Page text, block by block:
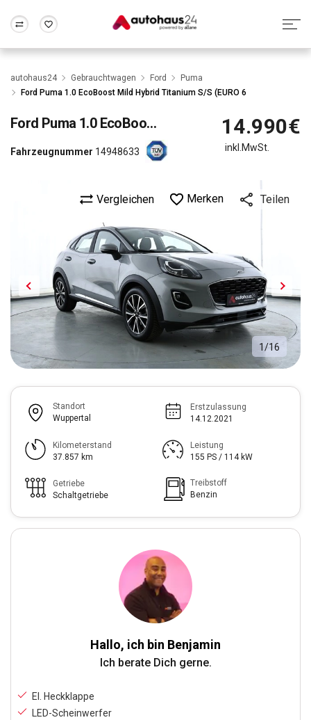
Zum Antrag
Wir bewerten dein Auto
Alle Fragen & Antworten
Rund um die Inzahlungnahme
Frankfurt Wuppertal
autohaus24 Gebrauchtwagen Ford
Puma
Ford Puma 1.0 EcoBoost Mild Hybrid Titanium S/S (EURO 6
Ford Puma 1.0 EcoBoost Mild Hybrid Titanium S/S (EURO 6
Fahrzeugnummer 14948633
Vergleichen Merken Teilen
14.990€
inkl.MwSt.
1 /16
Hallo, ich bin Benjamin
Ich berate Dich gerne.
El. Heckklappe
LED-Scheinwerfer
Standort
Wuppertal
Erstzulassung
14.12.2021
Kilometerstand
37.857 km
Leistung
155 PS / 114 kW
Getriebe
Schaltgetriebe
Treibstoff
Benzin